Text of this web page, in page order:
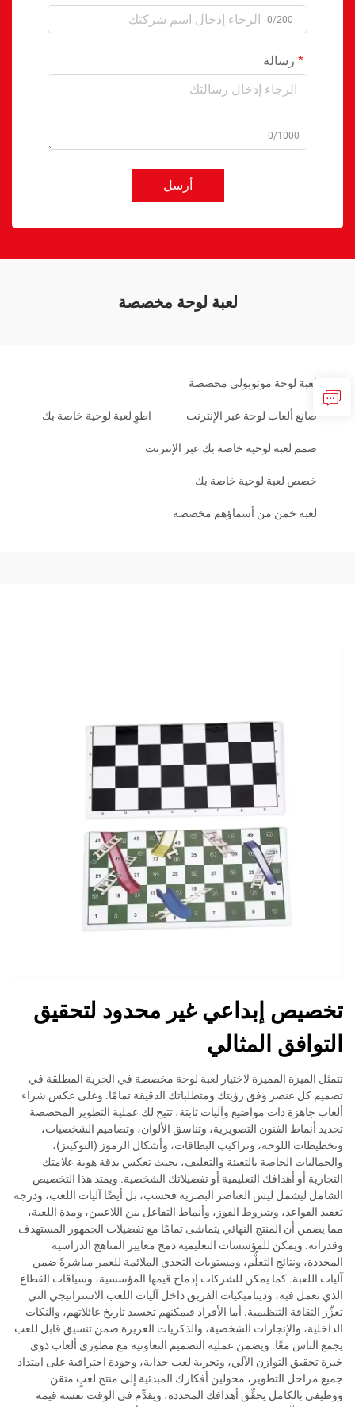
0/200
رسالة
0/1000
أرسل
لعبة لوحة مخصصة
لعبة لوحة مونوبولي مخصصة
صانع ألعاب لوحة عبر الإنترنت اطوِ لعبة لوحية خاصة بك
صمم لعبة لوحية خاصة بك عبر الإنترنت
خصص لعبة لوحية خاصة بك
لعبة خمن من أسماؤهم مخصصة
تخصيص إبداعي غير محدود لتحقيق
التوافق المثالي
تتمثل الميزة المميزة لاختيار لعبة لوحة مخصصة في الحرية المطلقة في
تصميم كل عنصر وفق رؤيتك ومتطلباتك الدقيقة تمامًا. وعلى عكس شراء
ألعاب جاهزة ذات مواضيع وآليات ثابتة، تتيح لك عملية التطوير المخصصة
تحديد أنماط الفنون التصويرية، وتناسق الألوان، وتصاميم الشخصيات،
وتخطيطات اللوحة، وتراكيب البطاقات، وأشكال الرموز (التوكينز)،
والجماليات الخاصة بالتعبئة والتغليف، بحيث تعكس بدقة هوية علامتك
التجارية أو أهدافك التعليمية أو تفضيلاتك الشخصية. ويمتد هذا التخصيص
الشامل ليشمل ليس العناصر البصرية فحسب، بل أيضًا آليات اللعب، ودرجة
تعقيد القواعد، وشروط الفوز، وأنماط التفاعل بين اللاعبين، ومدة اللعبة،
مما يضمن أن المنتج النهائي يتماشى تمامًا مع تفضيلات الجمهور المستهدف
وقدراته. ويمكن للمؤسسات التعليمية دمج معايير المناهج الدراسية
المحددة، ونتائج التعلُّم، ومستويات التحدي الملائمة للعمر مباشرةً ضمن
آليات اللعبة. كما يمكن للشركات إدماج قيمها المؤسسية، وسياقات القطاع
الذي تعمل فيه، وديناميكيات الفريق داخل آليات اللعب الاستراتيجي التي
تعزِّز الثقافة التنظيمية. أما الأفراد فيمكنهم تجسيد تاريخ عائلاتهم، والنكات
الداخلية، والإنجازات الشخصية، والذكريات العزيزة ضمن تنسيق قابل للعب
يجمع الناس معًا. ويضمن عملية التصميم التعاونية مع مطوري ألعاب ذوي
خبرة تحقيق التوازن الآلي، وتجربة لعب جذابة، وجودة احترافية على امتداد
جميع مراحل التطوير، محولين أفكارك المبدئية إلى منتج لعبٍ متقن
ووظيفي بالكامل يحقِّق أهدافك المحددة، ويقدِّم في الوقت نفسه قيمة